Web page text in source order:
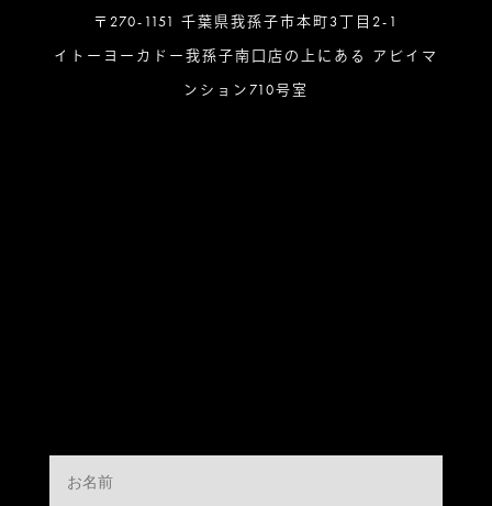
〒270-1151 千葉県我孫子市本町3丁目2-1
イトーヨーカドー我孫子南口店の上にある アビイマ
ンション710号室